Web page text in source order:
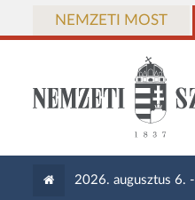
NEMZETI MOST
2026. augusztus 6. -